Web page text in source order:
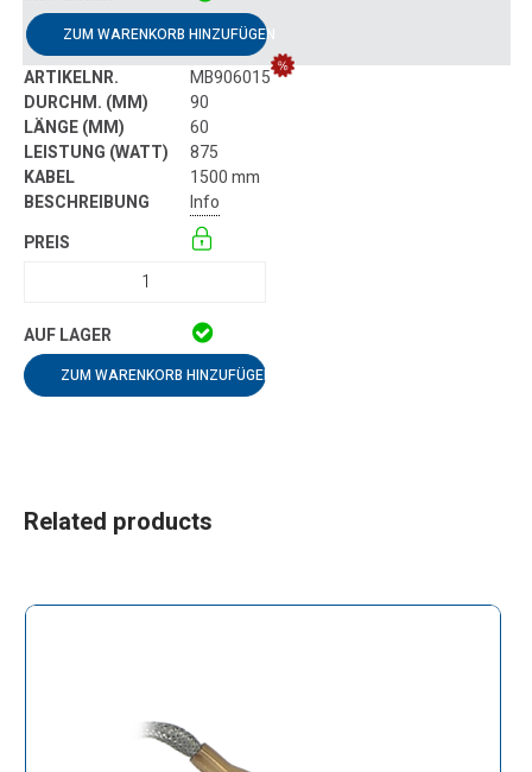
ZUM WARENKORB HINZUFÜGEN
MB906015
90
60
875
1500 mm
Info
ZUM WARENKORB HINZUFÜGEN
Related products